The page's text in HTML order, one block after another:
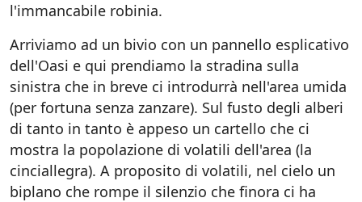
l'immancabile robinia.
Arriviamo ad un bivio con un pannello esplicativo
dell'Oasi e qui prendiamo la stradina sulla
sinistra che in breve ci introdurrà nell'area umida
(per fortuna senza zanzare). Sul fusto degli alberi
di tanto in tanto è appeso un cartello che ci
mostra la popolazione di volatili dell'area (la
cinciallegra). A proposito di volatili, nel cielo un
biplano che rompe il silenzio che finora ci ha